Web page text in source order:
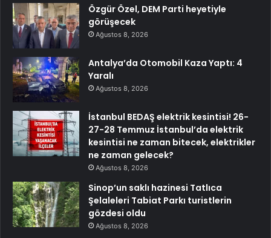
Özgür Özel, DEM Parti heyetiyle
görüşecek
Ağustos 8, 2026
Antalya’da Otomobil Kaza Yaptı: 4
Yaralı
Ağustos 8, 2026
İstanbul BEDAŞ elektrik kesintisi! 26-
27-28 Temmuz İstanbul’da elektrik
kesintisi ne zaman bitecek, elektrikler
ne zaman gelecek?
Ağustos 8, 2026
Sinop’un saklı hazinesi Tatlıca
Şelaleleri Tabiat Parkı turistlerin
gözdesi oldu
Ağustos 8, 2026